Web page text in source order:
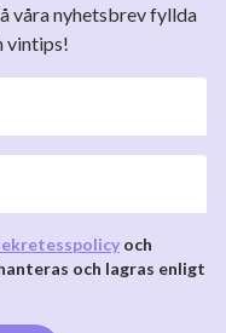
våra nyhetsbrev fyllda
vintips!
och
och lagras enligt